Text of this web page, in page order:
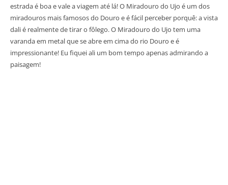
estrada é boa e vale a viagem até lá! O Miradouro do Ujo é um dos
miradouros mais famosos do Douro e é fácil perceber porquê: a vista
dali é realmente de tirar o fôlego. O Miradouro do Ujo tem uma
varanda em metal que se abre em cima do rio Douro e é
impressionante! Eu fiquei ali um bom tempo apenas admirando a
paisagem!